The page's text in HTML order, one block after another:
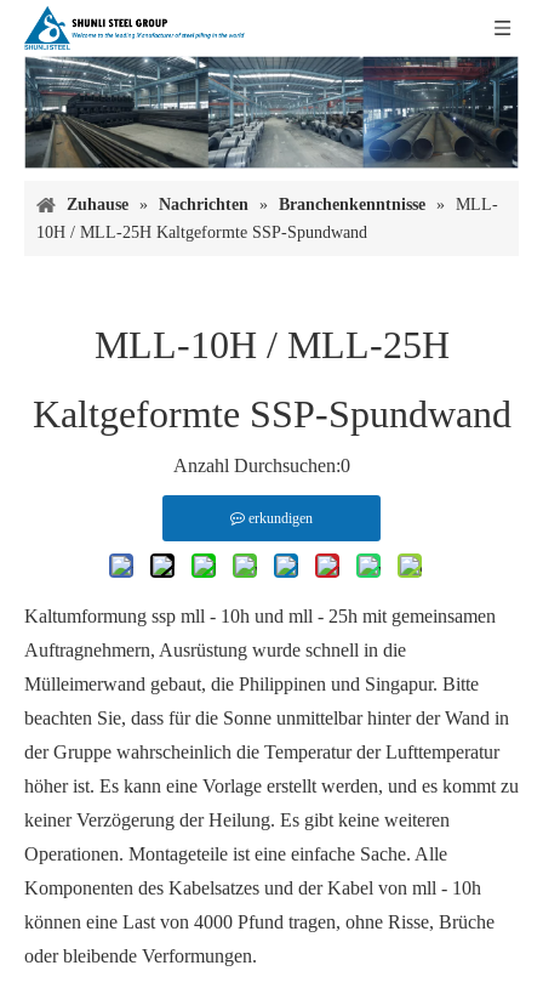
Zuhause » Nachrichten » Branchenkenntnisse » MLL-
10H / MLL-25H Kaltgeformte SSP-Spundwand
MLL-10H / MLL-25H
Kaltgeformte SSP-Spundwand
Anzahl Durchsuchen:0
erkundigen
Kaltumformung ssp mll - 10h und mll - 25h mit gemeinsamen
Auftragnehmern, Ausrüstung wurde schnell in die
Mülleimerwand gebaut, die Philippinen und Singapur. Bitte
beachten Sie, dass für die Sonne unmittelbar hinter der Wand in
der Gruppe wahrscheinlich die Temperatur der Lufttemperatur
höher ist. Es kann eine Vorlage erstellt werden, und es kommt zu
keiner Verzögerung der Heilung. Es gibt keine weiteren
Operationen. Montageteile ist eine einfache Sache. Alle
Komponenten des Kabelsatzes und der Kabel von mll - 10h
können eine Last von 4000 Pfund tragen, ohne Risse, Brüche
oder bleibende Verformungen.